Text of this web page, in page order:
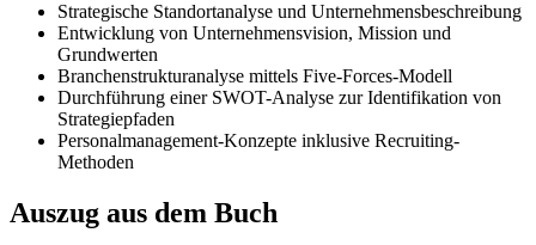
Strategische Standortanalyse und Unternehmensbeschreibung
Entwicklung von Unternehmensvision, Mission und
Grundwerten
Branchenstrukturanalyse mittels Five-Forces-Modell
Durchführung einer SWOT-Analyse zur Identifikation von
Strategiepfaden
Personalmanagement-Konzepte inklusive Recruiting-
Methoden
Auszug aus dem Buch